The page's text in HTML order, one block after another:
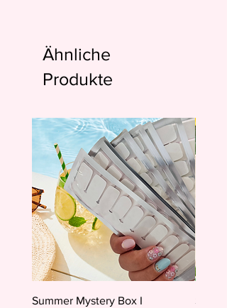
Ähnliche
Produkte
Summer Mystery Box I